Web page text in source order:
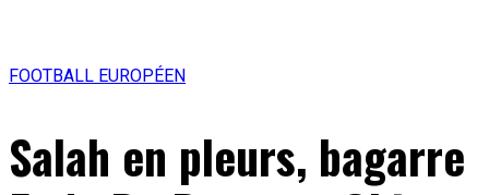
FOOTBALL EUROPÉEN
Salah en pleurs, bagarre